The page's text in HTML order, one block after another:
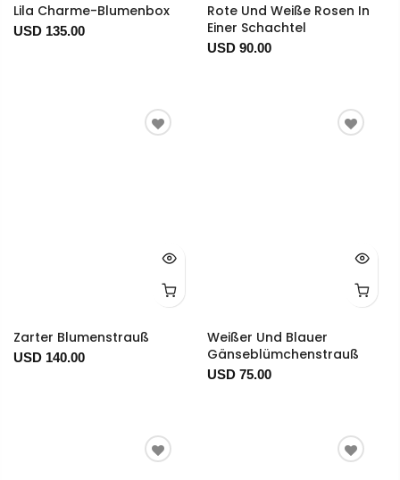
Lila Charme-Blumenbox
USD 135.00
Rote Und Weiße Rosen In
Einer Schachtel
USD 90.00
Zarter Blumenstrauß
USD 140.00
Weißer Und Blauer
Gänseblümchenstrauß
USD 75.00